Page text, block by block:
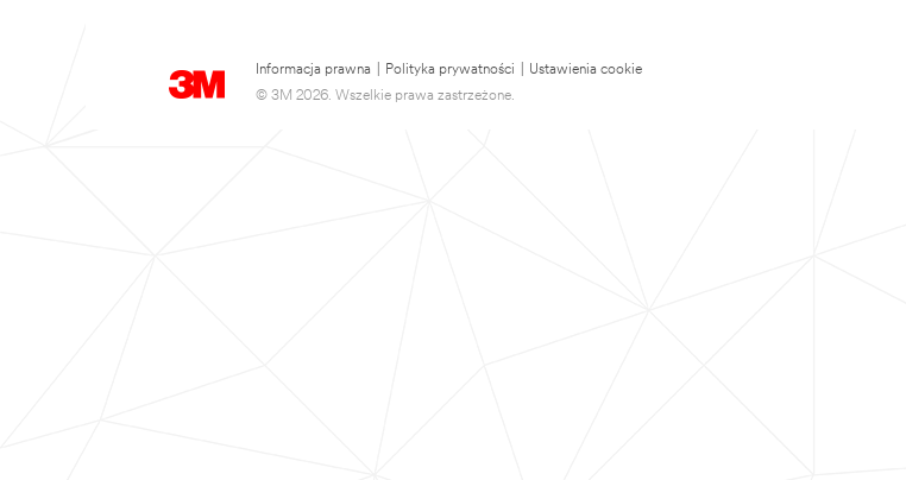
Informacja prawna Polityka prywatności
Ustawienia cookie
© 3M 2026. Wszelkie prawa zastrzeżone.